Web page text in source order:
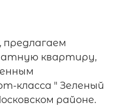
квартиру,
клacса " Зеленый
районе.